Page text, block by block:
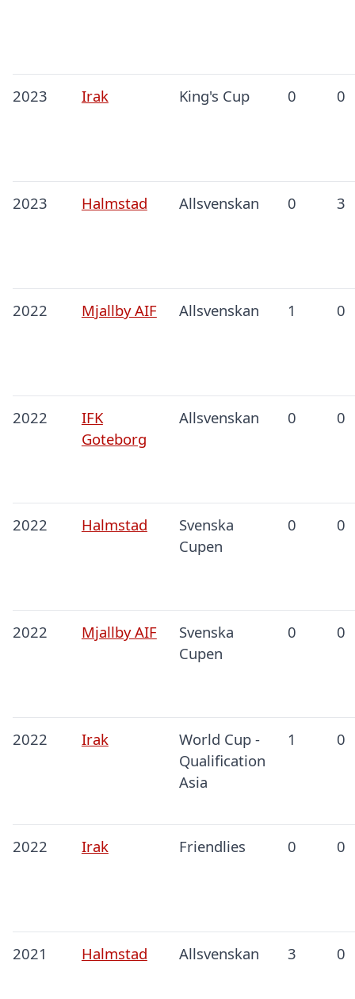
2023 Irak King's Cup 0 0
2023 Halmstad Allsvenskan 0 3
2022 Mjallby AIF Allsvenskan 1 0
2022
IFK
Goteborg
Allsvenskan 0 0
2022 Halmstad
Svenska
Cupen
0 0
2022 Mjallby AIF
Svenska
Cupen
0 0
2022 Irak
World Cup -
Qualification
Asia
1 0
2022 Irak Friendlies 0 0
2021 Halmstad Allsvenskan 3 0